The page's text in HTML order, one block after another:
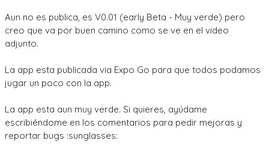
Aun no es publica, es V0.01 (early Beta - Muy verde) pero
creo que va por buen camino como se ve en el video
adjunto.
La app esta publicada via Expo Go para que todos podamos
jugar un poco con la app.
La app esta aun muy verde. Si quieres, ayúdame
escribiéndome en los comentarios para pedir mejoras y
reportar bugs :sunglasses: